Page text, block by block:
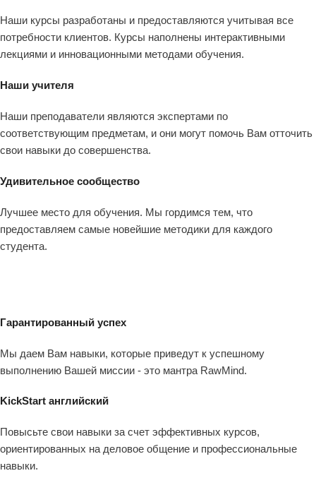
Наши курсы разработаны и предоставляются учитывая все
потребности клиентов. Курсы наполнены интерактивными
лекциями и инновационными методами обучения.
Наши учителя
Наши преподаватели являются экспертами по
соответствующим предметам, и они могут помочь Вам отточить
свои навыки до совершенства.
Удивительное сообщество
Лучшее место для обучения. Мы гордимся тем, что
предоставляем самые новейшие методики для каждого
студента.
Гарантированный успех
Мы даем Вам навыки, которые приведут к успешному
выполнению Вашей миссии - это мантра RawMind.
KickStart английский
Повысьте свои навыки за счет эффективных курсов,
ориентированных на деловое общение и профессиональные
навыки.